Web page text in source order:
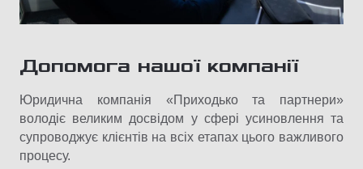
Допомога нашої компанії
Юридична компанія «Приходько та партнери»
володіє великим досвідом у сфері усиновлення та
супроводжує клієнтів на всіх етапах цього важливого
процесу.